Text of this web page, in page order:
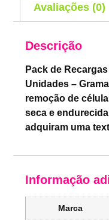
Avaliações (0)
Descrição
Pack de
Unidades –
remoção de
seca e
adquiram uma
Informação
Marca